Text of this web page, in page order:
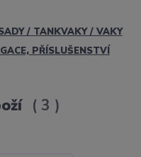
/ TANKVAKY / VAKY
PŘÍSLUŠENSTVÍ
3